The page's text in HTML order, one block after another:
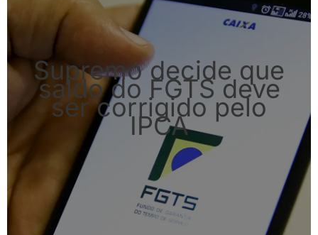
Supremo decide que
saldo do FGTS deve
ser corrigido pelo
IPCA